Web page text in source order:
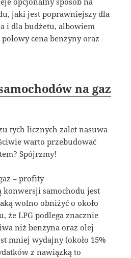
jaki jest poprawniejszy dla
i dla budżetu, albowiem
cena benzyny oraz
na gaz
tych licznych zalet nasuwa
warto przebudować
Spójrzmy!
– profity
konwersji samochodu jest
wolno obniżyć o około
że LPG podlega znacznie
niż benzyna oraz olej
mniej wydajny (około 15%
z nawiązką to